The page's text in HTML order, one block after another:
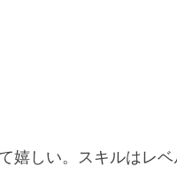
しい。スキルはレ